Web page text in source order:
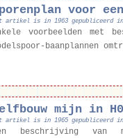
voor
artikel is in 1963 gepubliceerd in
voorbeelden met
baanplannen
mijn in H0
artikel is in 1965 gepubliceerd in
beschrijving van